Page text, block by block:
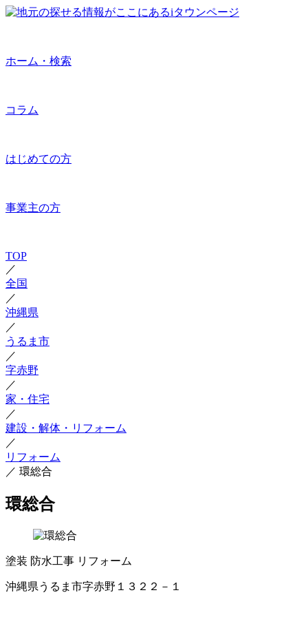
ホーム・検索
コラム
はじめての方
事業主の方
TOP
／
全国
／
沖縄県
／
うるま市
／
字赤野
／
家・住宅
／
建設・解体・リフォーム
／
リフォーム
／ 環総合
環総合
塗装 防水工事 リフォーム
沖縄県うるま市字赤野１３２２－１